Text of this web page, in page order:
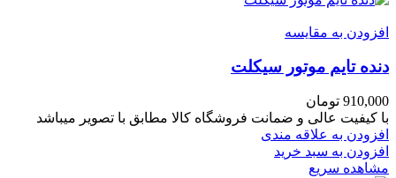
افزودن به مقایسه
دنده تایم موتور سیکلت
910,000 تومان
با کیفیت عالی و ضمانت فروشگاه کالا مطابق با تصویر میباشد
افزودن به علاقه مندی
افزودن به سبد خرید
مشاهده سریع